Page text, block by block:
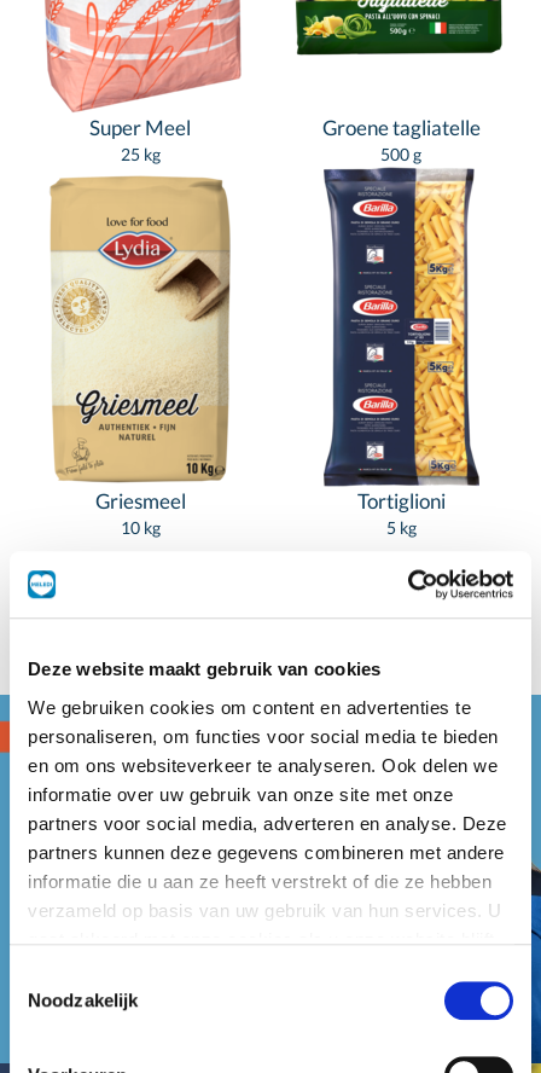
Deze website maakt gebruik van cookies
We gebruiken cookies om content en advertenties te
personaliseren, om functies voor social media te bieden
en om ons websiteverkeer te analyseren. Ook delen we
informatie over uw gebruik van onze site met onze
partners voor social media, adverteren en analyse. Deze
partners kunnen deze gegevens combineren met andere
informatie die u aan ze heeft verstrekt of die ze hebben
verzameld op basis van uw gebruik van hun services. U
Noodzakelijk
Super Meel
25 kg
Groene tagliatelle
500 g
Griesmeel
10 kg
Tortiglioni
5 kg